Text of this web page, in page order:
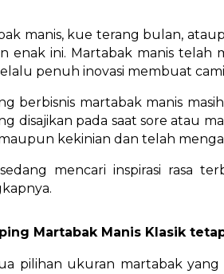
manis, kue terang bulan,
enak ini. Martabak manis telah
penuh inovasi membuat
berbisnis martabak manis
disajikan pada saat sore atau
kekinian dan telah
mencari inspirasi rasa
Martabak Manis Klasik
pilihan ukuran martabak